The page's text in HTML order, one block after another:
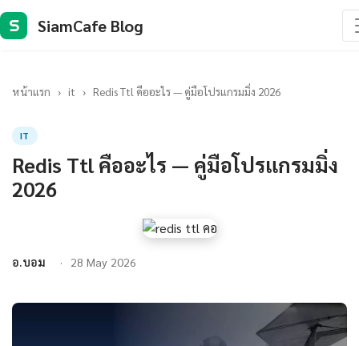
S SiamCafe Blog
หน้าแรก › it › Redis Ttl คืออะไร — คู่มือโปรแกรมมิ่ง 2026
IT
Redis Ttl คืออะไร — คู่มือโปรแกรมมิ่ง
2026
อ.บอม 28 May 2026